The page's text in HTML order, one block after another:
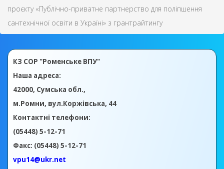
проєкту «Публічно-приватне партнерство для поліпшення
сантехнічної освіти в Україні» з грантрайтингу
КЗ СОР "Роменське ВПУ"
Наша адреса:
42000, Сумська обл.,
м.Ромни, вул.Коржівська, 44
Контактні телефони:
(05448) 5-12-71
Факс: (05448) 5-12-71
vpu14@ukr.net